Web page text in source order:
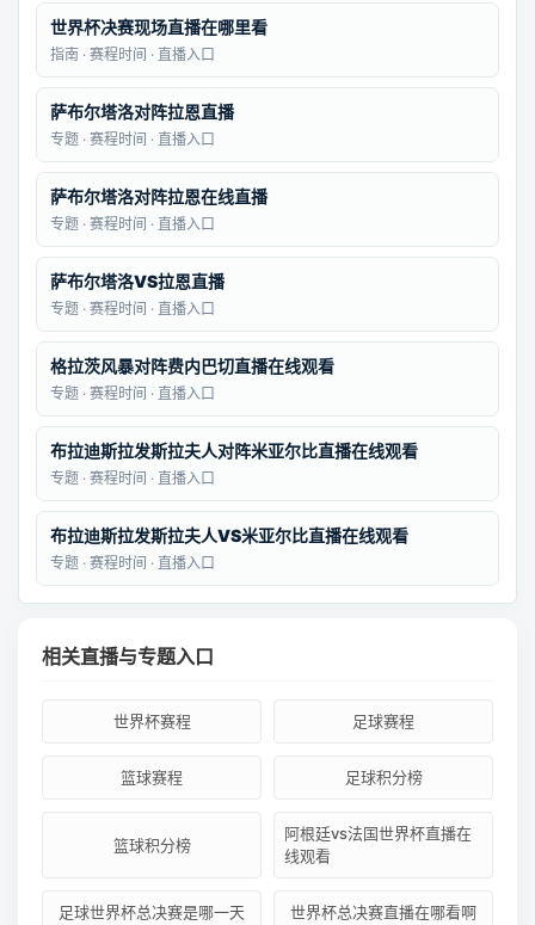
世界杯决赛现场直播在哪里看
指南 · 赛程时间 · 直播入口
萨布尔塔洛对阵拉恩直播
专题 · 赛程时间 · 直播入口
萨布尔塔洛对阵拉恩在线直播
专题 · 赛程时间 · 直播入口
萨布尔塔洛VS拉恩直播
专题 · 赛程时间 · 直播入口
格拉茨风暴对阵费内巴切直播在线观看
专题 · 赛程时间 · 直播入口
布拉迪斯拉发斯拉夫人对阵米亚尔比直播在线观看
专题 · 赛程时间 · 直播入口
布拉迪斯拉发斯拉夫人VS米亚尔比直播在线观看
专题 · 赛程时间 · 直播入口
相关直播与专题入口
世界杯赛程 足球赛程
篮球赛程 足球积分榜
篮球积分榜
阿根廷vs法国世界杯直播在
线观看
足球世界杯总决赛是哪一天 世界杯总决赛直播在哪看啊